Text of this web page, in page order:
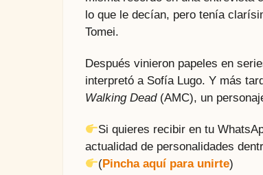
lo que le decían, pero tenía
Tomei.
Después vinieron papeles en
interpretó a Sofía Lugo. Y más
Walking Dead(AMC), un
Si quieres recibir en tu
actualidad de personalidades
(Pincha aquí para unirte)